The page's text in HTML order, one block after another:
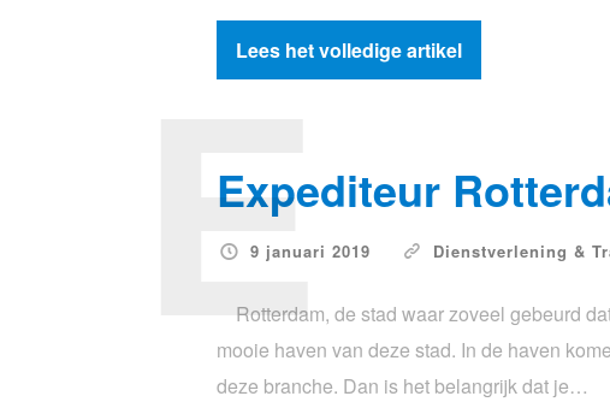
Lees het volledige artikel
Expediteur
9 januari 2019 Dienstverlening &
E
Rotterdam, de stad waar zoveel gebeurd
mooie haven van deze stad. In de haven
deze branche. Dan is het belangrijk dat je…